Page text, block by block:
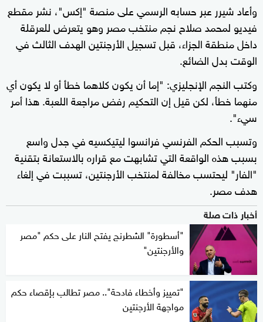
وأعاد شيرر عبر حسابه الرسمي على منصة "إكس"، نشر مقطع
فيديو لمحمد صلاح نجم منتخب مصر وهو يتعرض للعرقلة
داخل منطقة الجزاء، قبل تسجيل الأرجنتين الهدف الثالث في
الوقت بدل الضائع.
وكتب النجم الإنجليزي: "إما أن يكون كلاهما خطأ أو لا يكون أي
منهما خطأ، لكن قيل إن التحكيم رفض مراجعة اللعبة. هذا أمر
سيء".
وتسبب الحكم الفرنسي فرانسوا ليتيكسيه في جدل واسع
بسبب هذه الواقعة التي تشابهت مع قراره بالاستعانة بتقنية
"الفار" ليحتسب مخالفة لمنتخب الأرجنتين، تسببت في إلغاء
هدف مصر.
أخبار ذات صلة
"أسطورة" الشطرنج يفتح النار على حكم "مصر
والأرجنتين"
"تمييز وأخطاء فادحة".. مصر تطالب بإقصاء حكم
مواجهة الأرجنتين